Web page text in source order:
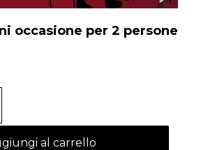
occasione per 2 persone
al carrello